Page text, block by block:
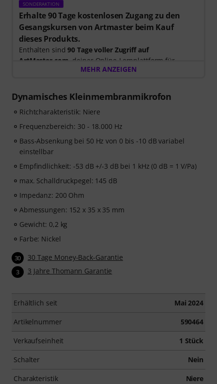
SONDERAKTION
Erhalte 90 Tage kostenlosen Zugang zu den
Gesangskursen von Artmaster beim Kauf
dieses Produkts.
Enthalten sind90 Tage voller Zugriff auf
ArtMaster.com , deiner Online-Lernplattform für
modernen Gesangsunterricht und die Entwicklung
Beim Kauf dieses Produktes
bis 14. Oktober 2026, erhältst du einen kostenlosen 90-
Tage-Gutschein Code mit vollem Zugang zu unserem
Premium-Kurs
„Singen für Anfänger“
, unterrichtet von
Stevvi Alexander
zusammengearbeitet hat.
Lerne die wichtigsten Gesangstechniken in
für-Schritt-Videolektionen
Atmung, Stimmkontrolle, Intonation, Resonanz,
Stimmgesundheit, Selbstvertrauen sowie praktische
Übungen, die dir helfen, deine Stimme von Grund auf
zu entwickeln. Egal, ob du ganz am Anfang stehst oder
deine Gesangstechnik verbessern möchtest – dieser
Kurs bietet dir einen strukturierten Weg zu mehr
Sicherheit und Ausdruck beim Singen.
Nachdem deine Bestellung versendet wurde, erhältst
Das Abonnement endet nach Ablauf des 90-Tage
MEHR ANZEIGEN
Dynamisches Kleinmembranmikrofon
Richtcharakteristik: Niere
Frequenzbereich: 30 - 18.000 Hz
Bass-Absenkung bei 50 Hz von 0 bis -10 dB variabel
einstellbar
Empfindlichkeit: -53 dB +/-3 dB bei 1 kHz (0 dB = 1 V/Pa)
max. Schalldruckpegel: 145 dB
Impedanz: 200 Ohm
Abmessungen: 152 x 35 x 35 mm
Gewicht: 0,2 kg
Farbe: Nickel
30 30 Tage Money-Back-Garantie
3 3 Jahre Thomann Garantie
Erhältlich seit Mai 2024
Artikelnummer 590464
Verkaufseinheit 1 Stück
Schalter Nein
Charakteristik Niere